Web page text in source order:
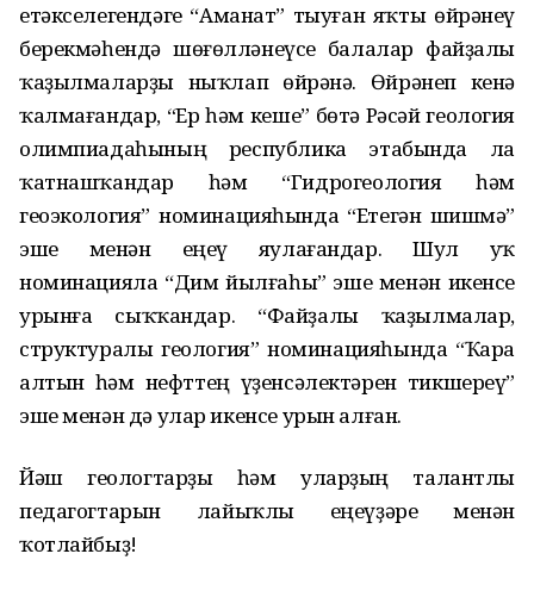
етәкселегендәге “Аманат” тыуған яҡты өйрәнеү
берекмәһендә шөғөлләнеүсе балалар файҙалы
ҡаҙылмаларҙы ныҡлап өйрәнә. Өйрәнеп кенә
ҡалмағандар, “Ер һәм кеше” бөтә Рәсәй геология
олимпиадаһының республика этабында ла
ҡатнашҡандар һәм “Гидрогеология һәм
геоэкология” номинацияһында “Етегән шишмә”
эше менән еңеү яулағандар. Шул уҡ
номинацияла “Дим йылғаһы” эше менән икенсе
урынға сыҡҡандар. “Файҙалы ҡаҙылмалар,
структуралы геология” номинацияһында “Ҡара
алтын һәм нефттең үҙенсәлектәрен тикшереү”
эше менән дә улар икенсе урын алған.
Йәш геологтарҙы һәм уларҙың талантлы
педагогтарын лайыҡлы еңеүҙәре менән
ҡотлайбыҙ!